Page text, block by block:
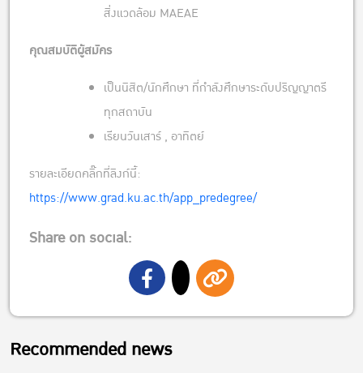
สิ่งแวดล้อม MAEAE
คุณสมบัติผู้สมัคร
เป็นนิสิต/นักศึกษา ที่กำลังศึกษาระดับปริญญาตรี
ทุกสถาบัน
เรียนวันเสาร์ , อาทิตย์
รายละเอียดคลิ๊กที่ลิงก์นี้:
https://www.grad.ku.ac.th/app_predegree/
Share on social:
Recommended news